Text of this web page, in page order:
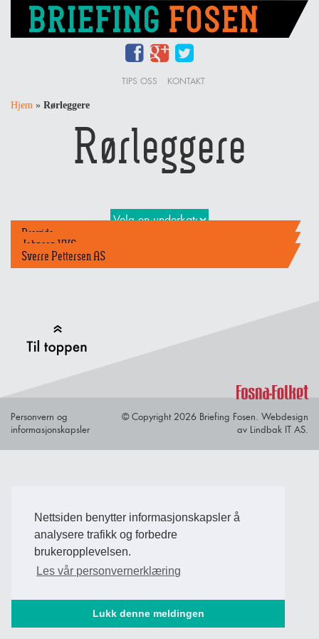
Nettsiden benytter informasjonskapsler å
analysere trafikk og forbedre
brukeropplevelsen.
Les vår personvernerklæring
Lukk denne meldingen
TIPS OSS KONTAKT
Hjem » Rørleggere
Rørleggere
Bravida
Johnsen VVS
Sverre Pettersen AS
Personvern og
informasjonskapsler
© Copyright 2026 Briefing Fosen. Webdesign
av Lindbak IT AS.